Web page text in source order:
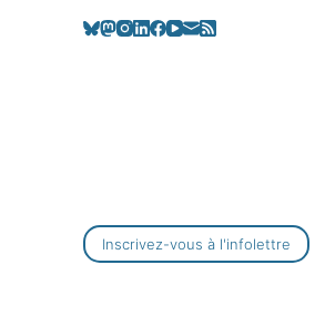
Inscrivez-vous à l'infolettre